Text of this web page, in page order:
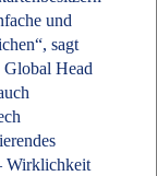
und
sagt
Head
Wirklichkeit